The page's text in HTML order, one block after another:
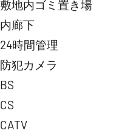
敷地内ゴミ置き場
内廊下
24時間管理
防犯カメラ
BS
CS
CATV